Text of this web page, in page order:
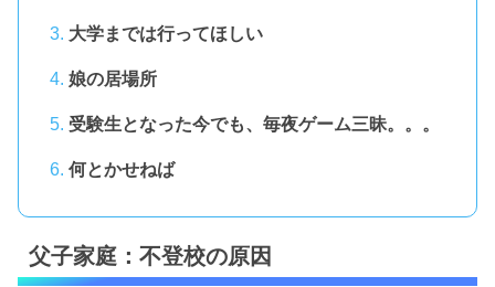
大学までは行ってほしい
娘の居場所
受験生となった今でも、毎夜ゲーム三昧。。。
何とかせねば
父子家庭：不登校の原因